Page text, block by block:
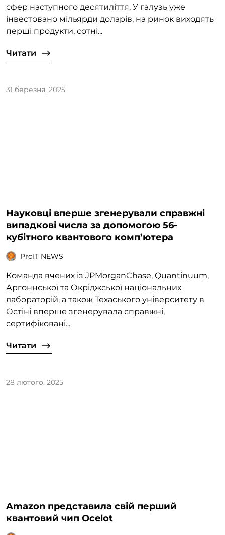
сфер наступного десятиліття. У галузь уже
інвестовано мільярди доларів, на ринок виходять
перші продукти, сотні...
Читати
31 березня, 2025
Науковці вперше згенерували справжні
випадкові числа за допомогою 56-
кубітного квантового комп’ютера
ProIT NEWS
Команда вчених із JPMorganChase, Quantinuum,
Аргоннської та Окріджської національних
лабораторій, а також Техаського університету в
Остіні вперше згенерувала справжні,
сертифіковані...
Читати
28 лютого, 2025
Amazon представила свій перший
квантовий чип Ocelot